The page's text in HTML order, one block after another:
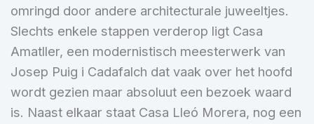
omringd door andere architecturale juweeltjes.
Slechts enkele stappen verderop ligt Casa
Amatller, een modernistisch meesterwerk van
Josep Puig i Cadafalch dat vaak over het hoofd
wordt gezien maar absoluut een bezoek waard
is. Naast elkaar staat Casa Lleó Morera, nog een